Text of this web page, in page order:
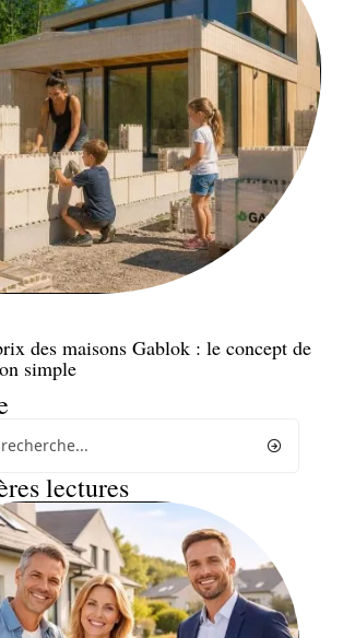
des maisons Gablok : le concept de
simple
lectures